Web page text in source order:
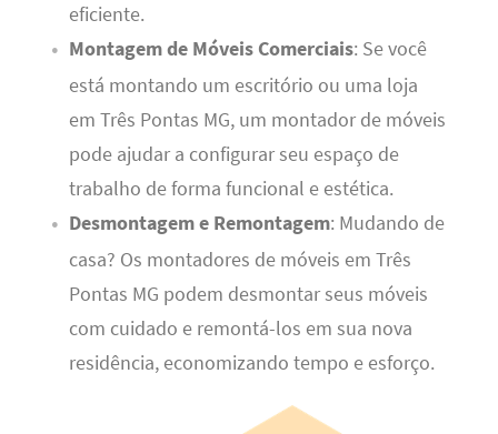
eficiente.
Montagem de Móveis Comerciais: Se você
está montando um escritório ou uma loja
em Três Pontas MG, um montador de móveis
pode ajudar a configurar seu espaço de
trabalho de forma funcional e estética.
Desmontagem e Remontagem: Mudando de
casa? Os montadores de móveis em Três
Pontas MG podem desmontar seus móveis
com cuidado e remontá-los em sua nova
residência, economizando tempo e esforço.